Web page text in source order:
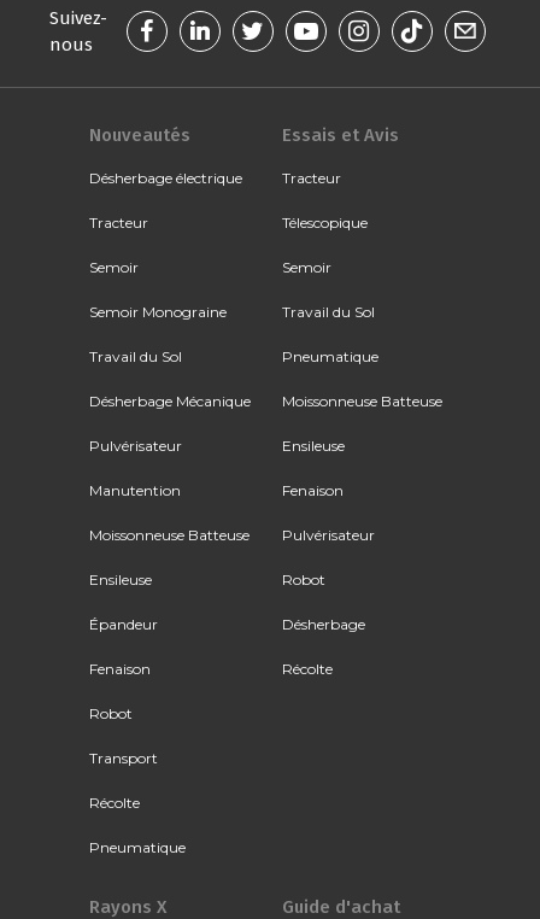
Suivez-
nous
Nouveautés
Désherbage électrique
Tracteur
Semoir
Semoir Monograine
Travail du Sol
Désherbage Mécanique
Pulvérisateur
Manutention
Moissonneuse Batteuse
Ensileuse
Épandeur
Fenaison
Robot
Transport
Récolte
Pneumatique
Essais et Avis
Tracteur
Télescopique
Semoir
Travail du Sol
Pneumatique
Moissonneuse Batteuse
Ensileuse
Fenaison
Pulvérisateur
Robot
Désherbage
Récolte
Rayons X Guide d'achat